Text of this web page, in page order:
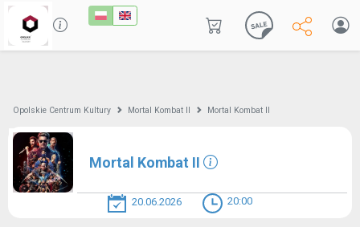
Opolskie Centrum Kultury Mortal Kombat II Mortal Kombat II
Mortal Kombat II
20.06.2026 20:00